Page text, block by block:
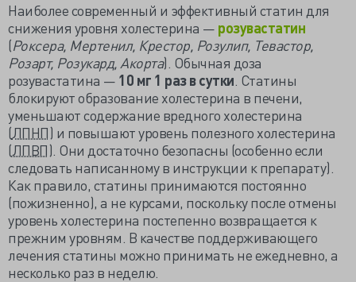
Наиболее современный и эффективный статин для
снижения уровня холестерина — розувастатин
(Роксера, Мертенил, Крестор, Розулип, Тевастор,
Розарт, Розукард, Акорта). Обычная доза
розувастатина — 10 мг 1 раз в сутки . Статины
блокируют образование холестерина в печени,
уменьшают содержание вредного холестерина
(ЛПНП) и повышают уровень полезного холестерина
(ЛПВП). Они достаточно безопасны (особенно если
следовать написанному в инструкции к препарату).
Как правило, статины принимаются постоянно
(пожизненно), а не курсами, поскольку после отмены
уровень холестерина постепенно возвращается к
прежним уровням. В качестве поддерживающего
лечения статины можно принимать не ежедневно, а
несколько раз в неделю.